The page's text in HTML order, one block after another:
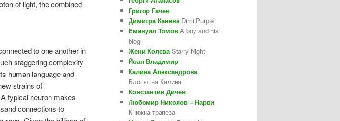
of light, the combined
to one another in
staggering complexity
human language and
strains of
typical neuron makes
connections to
Григор Гачев
Димитра КаневаDimi Purple
Емануил Томов A boy and his
blog
Жени КолеваStarry Night
Йоан Владимир
Калина Александрова
Блогът на Калина
Константин Дичев
Любомир Николов – Нарви
Книжна трапеза